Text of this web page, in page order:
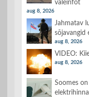
valeinfot
aug 8, 2026
Jahmatav
sõjavangid
aug 8, 2026
VIDEO:
aug 8, 2026
Soomes